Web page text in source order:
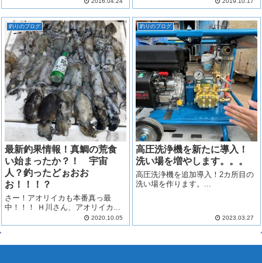
釣りのブログ
最新釣果情報！真鯛の荒食
い始まったか？！ 宇宙
人？釣ったどぉおお
お！！！？
さー！アオリイカも本番真っ最
中！！！ Ｈ川さん、アオリイカ...
2020.10.05
釣りのブログ
高圧洗浄機を新たに導入！
洗い場を増やします。。。
高圧洗浄機を追加導入！2カ所目の
洗い場を作ります。...
2023.03.27